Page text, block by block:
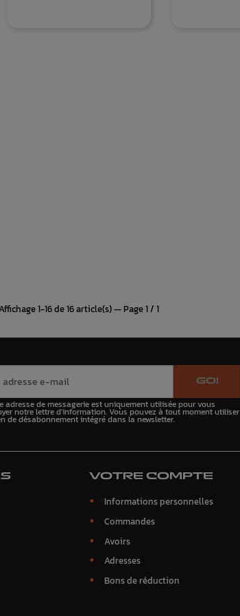
1-16 de 16 article(s) — Page 1 / 1
GO!
adresse de messagerie est uniquement utilisée pour vous
notre lettre d'information. Vous pouvez à tout moment utiliser
de désabonnement intégré dans la newsletter.
VOTRE COMPTE
Informations personnelles
Commandes
Avoirs
Adresses
Bons de réduction